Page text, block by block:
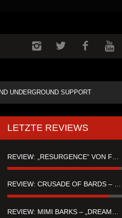
UNDERGROUND SUPPORT
LETZTE REVIEWS
REVIEW: CRUSADE OF BARDS – “TALES OF DISTANT WORLDS“